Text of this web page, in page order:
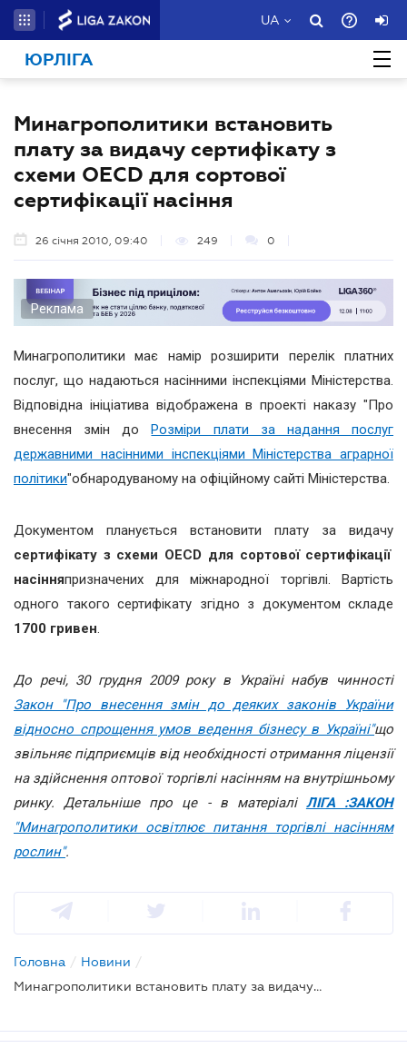
UA
ЮРЛІГА
Минагрополитики встановить
плату за видачу сертифікату з
схеми ОЕСD для сортової
сертифікації насіння
26 січня 2010, 09:40 249 0
Реклама
Минагрополитики має намір розширити перелік платних
послуг, що надаються насінними інспекціями Міністерства.
Відповідна ініціатива відображена в проекті наказу "Про
внесення змін доРозміри плати за надання послуг
державними насінними інспекціями Міністерства аграрної
політики"обнародуваному на офіційному сайті Міністерства.
Документом планується встановити плату за видачу
сертифікату з схеми ОЕСD для сортової сертифікації
насінняпризначених для міжнародної торгівлі. Вартість
одного такого сертифікату згідно з документом складе
1700 гривен.
До речі, 30 грудня 2009 року в Україні набув чинності
Закон "Про внесення змін до деяких законів України
відносно спрощення умов ведення бізнесу в Україні"що
звільняє підприємців від необхідності отримання ліцензії
на здійснення оптової торгівлі насінням на внутрішньому
ринку. Детальніше про це - в матеріалі ЛІГА :ЗАКОН
"Минагрополитики освітлює питання торгівлі насінням
рослин".
Головна / Новини /
Минагрополитики встановить плату за видачу сертифікату з схеми ОЕСD для сортової сертифікації насіння